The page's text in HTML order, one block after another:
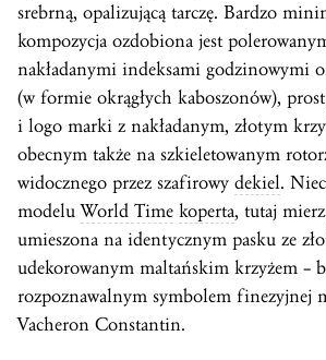
srebrną, opalizującą tarczę. Bardzo
kompozycja ozdobiona jest
nakładanymi indeksami godzinowymi
(w formie okrągłych kaboszonów),
i logo marki z nakładanym, złotym
obecnym także na szkieletowanym
widocznego przez szafirowy dekiel.
modeluWorld Time koperta, tutaj
umieszona na identycznym pasku ze
udekorowanym maltańskim krzyżem –
rozpoznawalnym symbolem finezyjnej
Vacheron Constantin.